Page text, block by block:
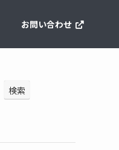
お問い合わせ
検索